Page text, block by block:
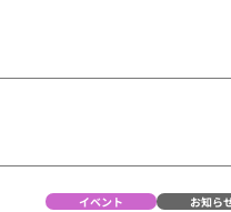
イベント お知ら